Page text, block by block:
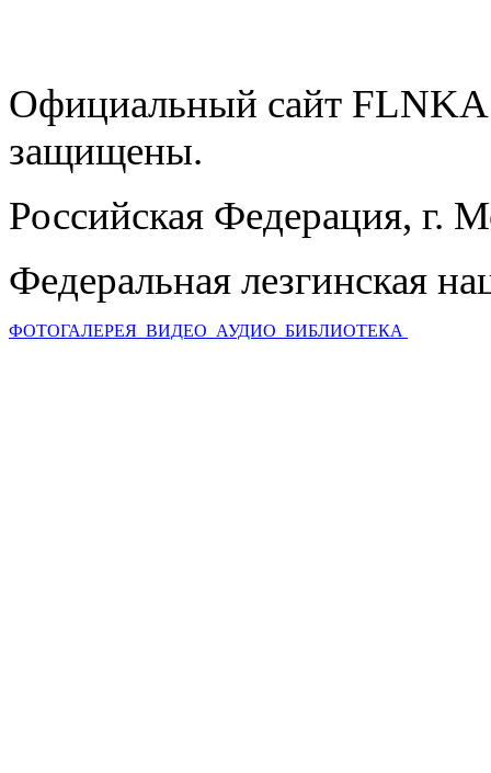
Официальный сайт
защищены.
Российская Федерация, г.
Федеральная лезгинская
ФОТОГАЛЕРЕЯ ВИДЕО АУДИО БИБЛИОТЕКА